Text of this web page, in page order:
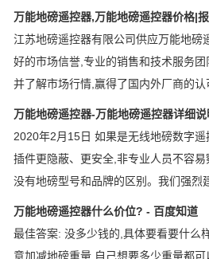
万能地磅遥控器,万能地磅遥控器价格|
江苏地磅遥控器有限公司供应万能地磅
好的市场信誉,专业的销售和技术服务
并了解市场行情,赢得了国内外厂商的认
万能地磅遥控器-万能地磅遥控器详细
2020年2月15日 如果是无线地磅数字
插件更隐蔽、更安全,非专业人员不容
没有地磅型号和品牌的区别。我们强烈
万能地磅遥控器什么价位? - 百度知道
最佳答案: 没多少钱的,具体要看要什么
意加减地磅重量,自己想要多少重量都